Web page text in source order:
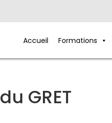
Accueil Formations
du GRET